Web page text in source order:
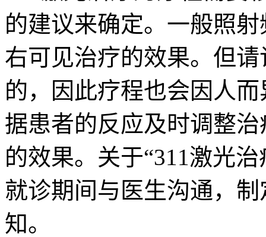
的建议来确定。一般照
右可见治疗的效果。但
的，因此疗程也会因人
据患者的反应及时调整
的效果。关于“311激光
就诊期间与医生沟通，
知。